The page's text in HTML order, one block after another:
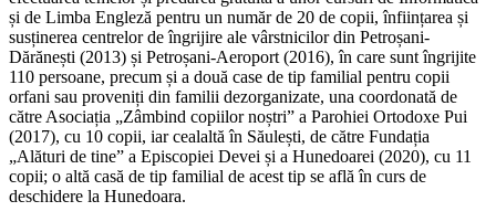
și de Limba Engleză pentru un număr de 20 de copii, înființarea și
susținerea centrelor de îngrijire ale vârstnicilor din Petroșani-
Dărănești (2013) și Petroșani-Aeroport (2016), în care sunt îngrijite
110 persoane, precum și a două case de tip familial pentru copii
orfani sau proveniți din familii dezorganizate, una coordonată de
către Asociația „Zâmbind copiilor noștri” a Parohiei Ortodoxe Pui
(2017), cu 10 copii, iar cealaltă în Săulești, de către Fundația
„Alături de tine” a Episcopiei Devei și a Hunedoarei (2020), cu 11
copii; o altă casă de tip familial de acest tip se află în curs de
deschidere la Hunedoara.